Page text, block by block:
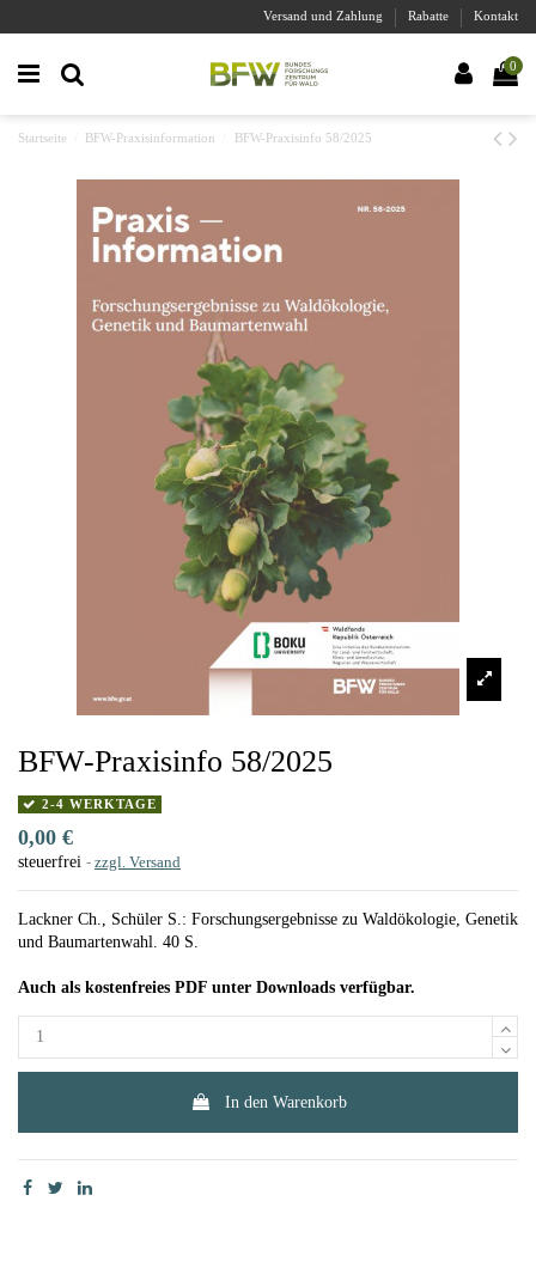
Versand und Zahlung Rabatte Kontakt
0
Startseite BFW-Praxisinformation BFW-Praxisinfo 58/2025
BFW-Praxisinfo 58/2025
2-4 WERKTAGE
0,00 €
steuerfrei zzgl. Versand
Lackner Ch., Schüler S.: Forschungsergebnisse zu Waldökologie, Genetik
und Baumartenwahl. 40 S.
Auch als kostenfreies PDF unter Downloads verfügbar.
In den Warenkorb